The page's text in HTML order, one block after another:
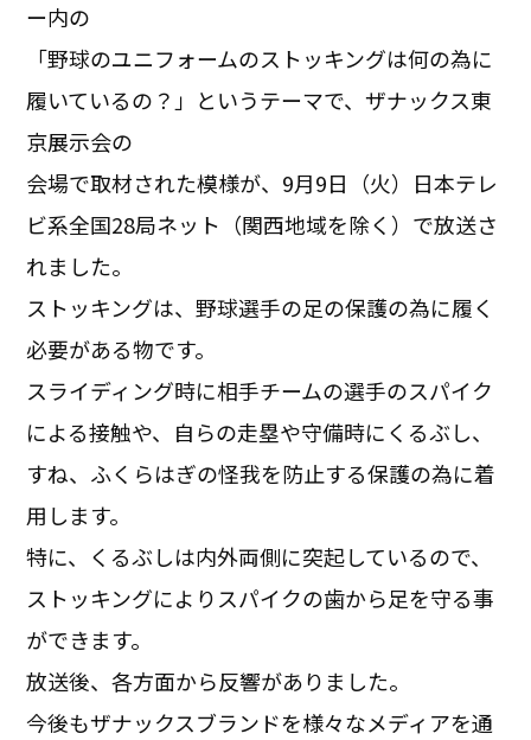
ー内の
「野球のユニフォームのストッキングは何の為に
履いているの？」というテーマで、ザナックス東
京展示会の
会場で取材された模様が、9月9日（火）日本テレ
ビ系全国28局ネット（関西地域を除く）で放送さ
れました。
ストッキングは、野球選手の足の保護の為に履く
必要がある物です。
スライディング時に相手チームの選手のスパイク
による接触や、自らの走塁や守備時にくるぶし、
すね、ふくらはぎの怪我を防止する保護の為に着
用します。
特に、くるぶしは内外両側に突起しているので、
ストッキングによりスパイクの歯から足を守る事
ができます。
放送後、各方面から反響がありました。
今後もザナックスブランドを様々なメディアを通